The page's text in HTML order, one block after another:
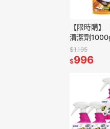
【限時購
清潔劑
$1,195
$996